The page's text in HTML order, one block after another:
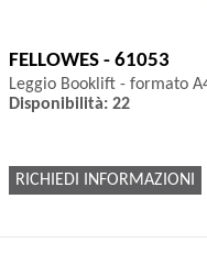
FELLOWES - 61053
Leggio Booklift - formato
Disponibilità: 22
RICHIEDI INFORMAZIONI